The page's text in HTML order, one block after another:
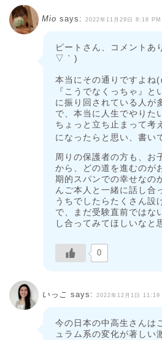
Mio says: 2022年11月29日 8:18 PM
ピートさん、コメントあ
▽ ` )
本当にその通りですよ
『こうでなくっちゃ』と
に振り回されている人が
で、本当に人生でやりた
ちょっと立ち止まって考
になったらと思い、書
周りの保護者の方も、お
から、どの道を進むのが
期的スパンでの幸せなの
んご本人と一緒に話し合
うちでしたらたくさん設
で、まだ受験直前ではな
し合ってみてほしいなと
0
いっこ says: 2022年12月1日 11:19
今の日本の中高生さんは
ュラム系の変化が著しい